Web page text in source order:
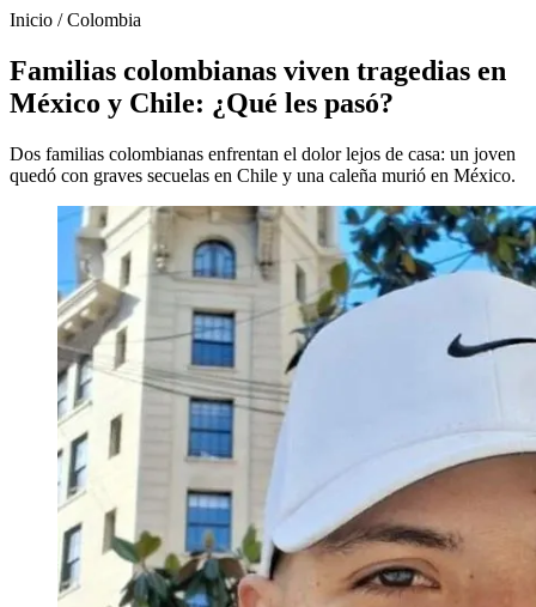
Inicio /Colombia
Familias colombianas viven tragedias en
México y Chile: ¿Qué les pasó?
Dos familias colombianas enfrentan el dolor lejos de casa: un joven
quedó con graves secuelas en Chile y una caleña murió en México.